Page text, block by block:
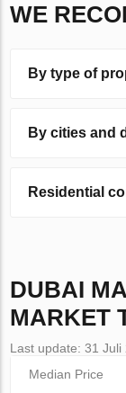
WE
By type of
By cities and
Residential
DUBAI
MARKET
Last update: 31 Juli
Median Price